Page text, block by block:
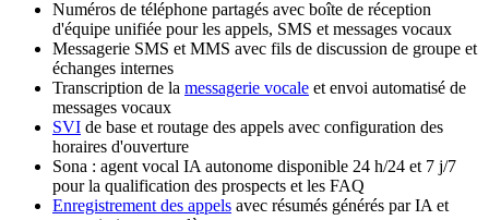
Numéros de téléphone partagés avec boîte de réception
d'équipe unifiée pour les appels, SMS et messages vocaux
Messagerie SMS et MMS avec fils de discussion de groupe et
échanges internes
Transcription de la messagerie vocale et envoi automatisé de
messages vocaux
SVI de base et routage des appels avec configuration des
horaires d'ouverture
Sona : agent vocal IA autonome disponible 24 h/24 et 7 j/7
pour la qualification des prospects et les FAQ
Enregistrement des appels avec résumés générés par IA et